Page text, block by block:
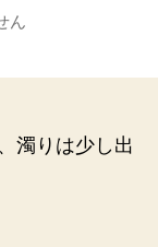
ん
濁りは少し出